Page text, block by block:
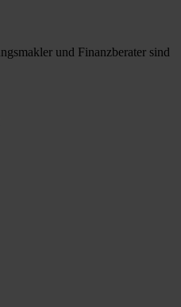
und Finanzberater sind